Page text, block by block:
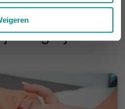
mogelijk ook